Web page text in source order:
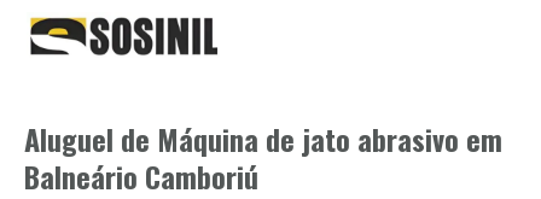
Aluguel de Máquina de jato abrasivo em
Balneário Camboriú